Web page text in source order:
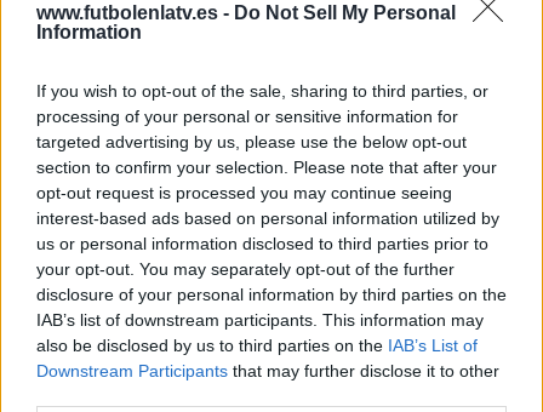
www.futbolenlatv.es - Do Not Sell My Personal
Information
If you wish to opt-out of the sale, sharing to third parties, or
processing of your personal or sensitive information for
targeted advertising by us, please use the below opt-out
section to confirm your selection. Please note that after your
opt-out request is processed you may continue seeing
interest-based ads based on personal information utilized by
us or personal information disclosed to third parties prior to
your opt-out. You may separately opt-out of the further
disclosure of your personal information by third parties on the
IAB’s list of downstream participants. This information may
also be disclosed by us to third parties on the IAB’s List of
Downstream Participants that may further disclose it to other
ÚLTIMO PARTIDO EN ABIERTO
Madrid Femenino
24/01/2026 Supercopa España
Femenina por La 2 TVE,
Teledeporte, La 2 Cat, RTVE Play,
TV3
ÚLTIMO PARTIDO DE PAGO
- por
RANKING POR CANALES
RTVE Play
15 (71,43%)